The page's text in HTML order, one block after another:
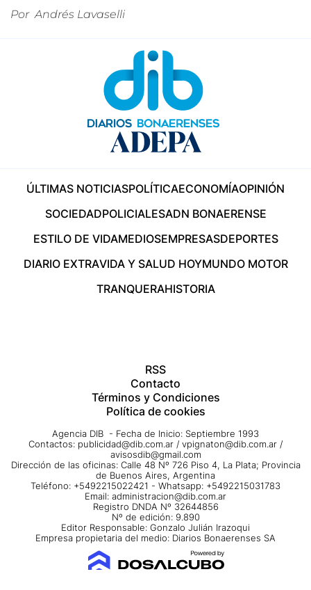
Por Andrés Lavaselli
ÚLTIMAS NOTICIASPOLÍTICAECONOMÍAOPINIÓN
SOCIEDADPOLICIALESADN BONAERENSE
ESTILO DE VIDAMEDIOSEMPRESASDEPORTES
DIARIO EXTRAVIDA Y SALUD HOYMUNDO MOTOR
TRANQUERAHISTORIA
RSS
Contacto
Términos y Condiciones
Política de cookies
Agencia DIB - Fecha de Inicio: Septiembre 1993
Contactos: publicidad@dib.com.ar / vpignaton@dib.com.ar /
avisosdib@gmail.com
Dirección de las oficinas: Calle 48 Nº 726 Piso 4, La Plata; Provincia
de Buenos Aires, Argentina
Teléfono: +5492215022421 - Whatsapp: +5492215031783
Email: administracion@dib.com.ar
Registro DNDA Nº 32644856
Nº de edición: 9.890
Editor Responsable: Gonzalo Julián Irazoqui
Empresa propietaria del medio: Diarios Bonaerenses SA